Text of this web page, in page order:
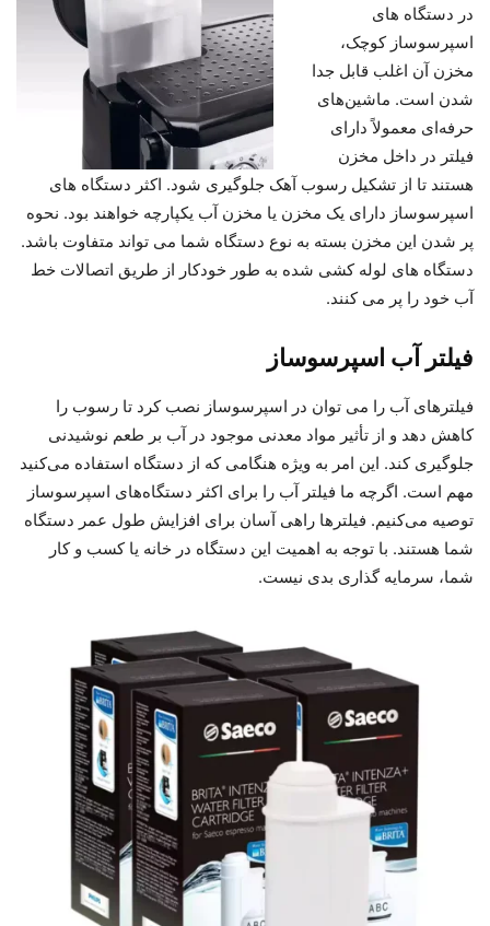
در دستگاه های
اسپرسوساز کوچک،
مخزن آن اغلب قابل جدا
شدن است. ماشین‌های
حرفه‌ای معمولاً دارای
فیلتر در داخل مخزن
هستند تا از تشکیل رسوب آهک جلوگیری شود. اکثر دستگاه های
اسپرسوساز دارای یک مخزن یا مخزن آب یکپارچه خواهند بود. نحوه
پر شدن این مخزن بسته به نوع دستگاه شما می تواند متفاوت باشد.
دستگاه های لوله کشی شده به طور خودکار از طریق اتصالات خط
آب خود را پر می کنند.
فیلتر آب اسپرسوساز
فیلترهای آب را می توان در اسپرسوساز نصب کرد تا رسوب را
کاهش دهد و از تأثیر مواد معدنی موجود در آب بر طعم نوشیدنی
جلوگیری کند. این امر به ویژه هنگامی که از دستگاه استفاده می‌کنید
مهم است. اگرچه ما فیلتر آب را برای اکثر دستگاه‌های اسپرسوساز
توصیه می‌کنیم. فیلترها راهی آسان برای افزایش طول عمر دستگاه
شما هستند. با توجه به اهمیت این دستگاه در خانه یا کسب و کار
شما، سرمایه گذاری بدی نیست.